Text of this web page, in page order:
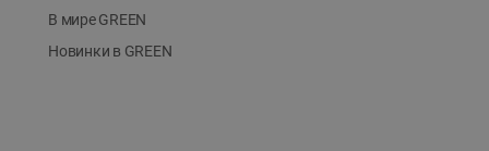
В мире GREEN
Новинки в GREEN